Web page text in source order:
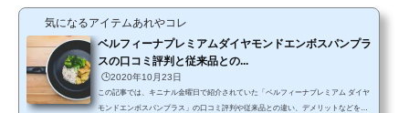
気になるアイテムあれやコレ
ベルフィーナプレミアムダイヤモンドエンボスパンプラ
スの口コミ評判と従来品との...
🕒️2020年10月23日
この記事では、キニナル金曜日で紹介されていた「ベルフィーナプレミアム ダイヤ
モンドエンボスパンプラス」の口コミ評判や従来品との違い、デメリットなどをチ